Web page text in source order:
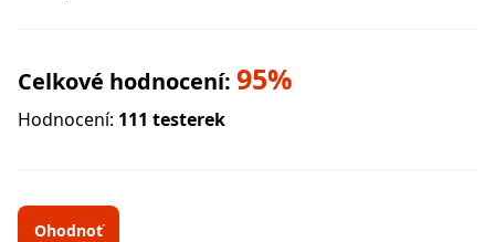
Celkové hodnocení: 95%
Hodnocení: 111 testerek
Ohodnoť